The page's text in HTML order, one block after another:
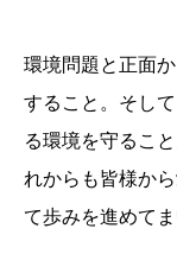
環境問題と正面
すること。そし
る環境を守るこ
れからも皆様か
て歩みを進めてま